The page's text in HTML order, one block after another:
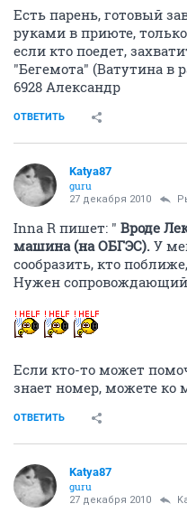
Есть парень, готовый
руками в приюте,
если кто поедет,
"Бегемота" (Ватутина в
6928 Александр
ОТВЕТИТЬ
Katya87
guru
27 декабря 2010
Inna R пишет: " Вроде
машина (на ОБГЭС). У
сообразить, кто
Нужен
Если кто-то может
знает номер, можете ко
ОТВЕТИТЬ
Katya87
guru
27 декабря 2010